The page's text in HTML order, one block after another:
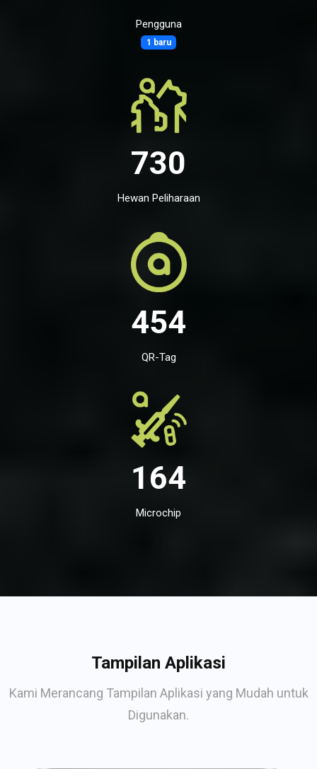
Pengguna
1 baru
730
Hewan Peliharaan
454
QR-Tag
164
Microchip
Tampilan Aplikasi
Kami Merancang Tampilan Aplikasi yang Mudah untuk
Digunakan.